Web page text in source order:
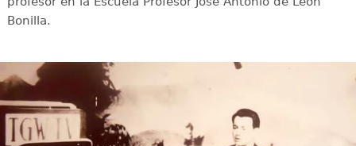
Bonilla.